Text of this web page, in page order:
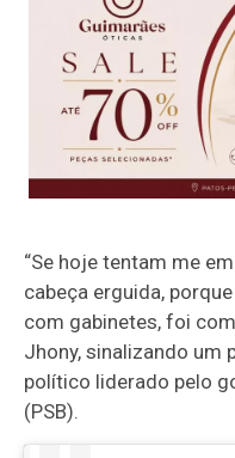
“Se hoje tentam me
cabeça erguida,
com gabinetes, foi
Jhony, sinalizando um
político liderado pelo
(PSB).